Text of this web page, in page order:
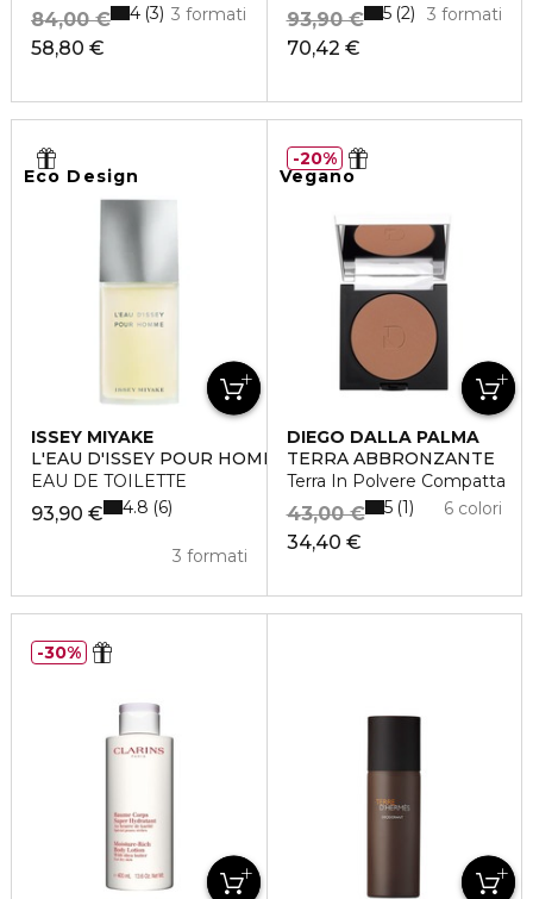
58,80 €
84,00 € 3 formati
4 3
70,42 €
93,90 € 3 formati
5 2
Eco Design
ISSEY MIYAKE
L'EAU D'ISSEY POUR HOMME
EAU DE TOILETTE
93,90 €
3 formati
4.8 6
Vegano
DIEGO DALLA PALMA
TERRA ABBRONZANTE
Terra In Polvere Compatta
34,40 €
43,00 € 6 colori
5 1
20%
30%